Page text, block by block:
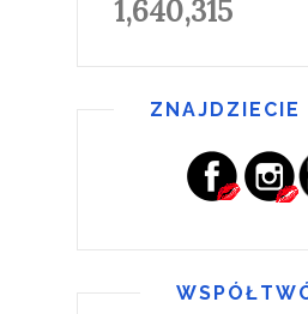
1,640,315
ZNAJDZIECIE